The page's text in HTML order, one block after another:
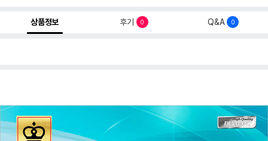
상품정보 후기 0 Q&A 0